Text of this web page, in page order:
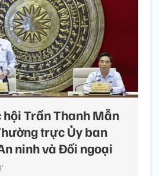
hội Trần Thanh Mẫn
trực Ủy ban
ninh và Đối ngoại